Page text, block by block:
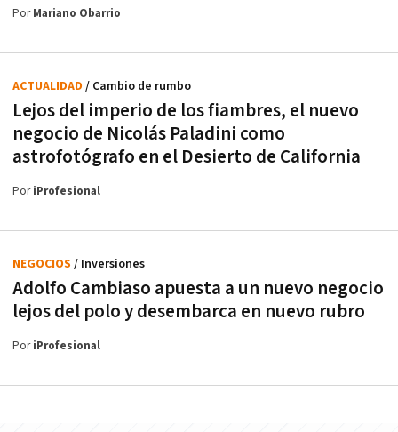
PorMariano Obarrio
Lejos del imperio de los fiambres, el nuevo
negocio de Nicolás Paladini como
astrofotógrafo en el Desierto de California
ACTUALIDAD / Cambio de rumbo
PoriProfesional
Adolfo Cambiaso apuesta a un nuevo negocio
lejos del polo y desembarca en nuevo rubro
NEGOCIOS / Inversiones
PoriProfesional